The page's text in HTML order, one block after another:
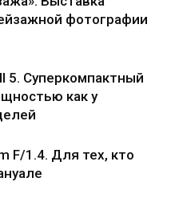
фотографии
5. Cуперкомпактный
как у
F/1.4. Для тех, кто